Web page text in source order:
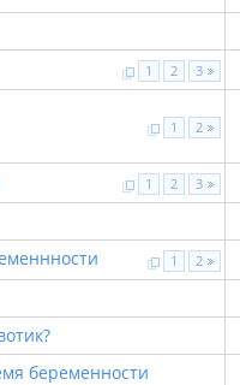
1 2 3
1 2
1 2 3
1 2
беременности